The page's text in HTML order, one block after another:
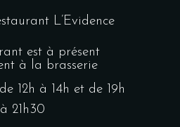
L’Evidence
est à présent
à la brasserie
12h à 14h et de 19h
à 21h30